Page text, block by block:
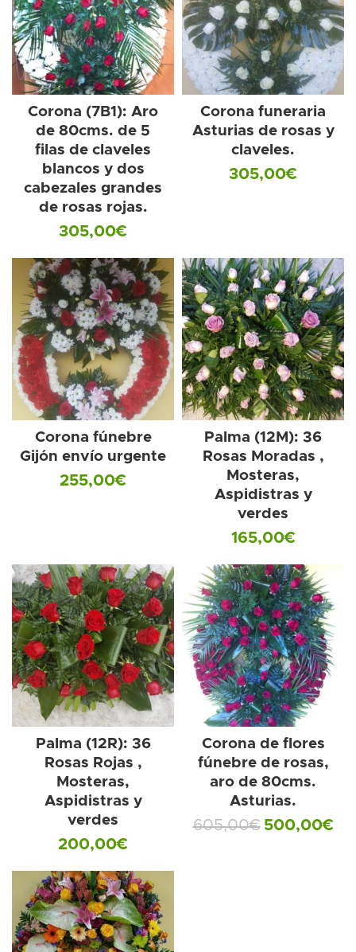
Corona (7B1): Aro
de 80cms. de 5
filas de claveles
blancos y dos
cabezales grandes
de rosas rojas.
305,00€
Corona funeraria
Asturias de rosas y
claveles.
305,00€
Corona fúnebre
Gijón envío urgente
255,00€
Palma (12M): 36
Rosas Moradas ,
Mosteras,
Aspidistras y
verdes
165,00€
Palma (12R): 36
Rosas Rojas ,
Mosteras,
Aspidistras y
verdes
200,00€
Corona de flores
fúnebre de rosas,
aro de 80cms.
Asturias.
605,00€ 500,00€